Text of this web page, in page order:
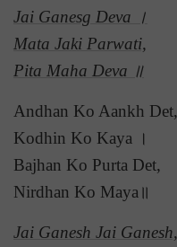
Jai Ganesg Deva ।
Mata Jaki Parwati,
Pita Maha Deva ॥
Andhan Ko Aankh Det,
Kodhin Ko Kaya ।
Bajhan Ko Purta Det,
Nirdhan Ko Maya॥
Jai Ganesh Jai Ganesh,